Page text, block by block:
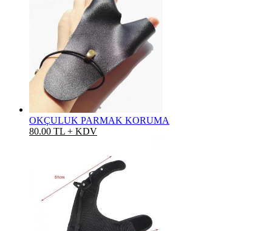
OKÇULUK PARMAK KORUMA
80.00 TL + KDV